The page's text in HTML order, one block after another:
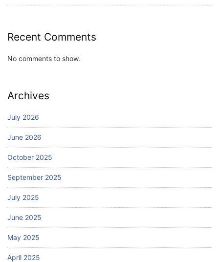
Recent Comments
No comments to show.
Archives
July 2026
June 2026
October 2025
September 2025
July 2025
June 2025
May 2025
April 2025